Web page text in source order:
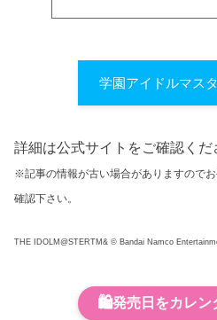
学園アイドルマス
詳細は公式サイトをご確認くだ
※記事の情報が古い場合がありますので
確認下さい。
THE IDOLM@STERTM& © Bandai Namco
🛍️発売日をカレン